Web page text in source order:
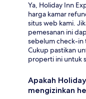
Ya, Holiday Inn
harga kamar
situs web kami.
pemesanan ini
sebelum check-
Cukup pastikan
properti ini untuk
Apakah
mengizinkan